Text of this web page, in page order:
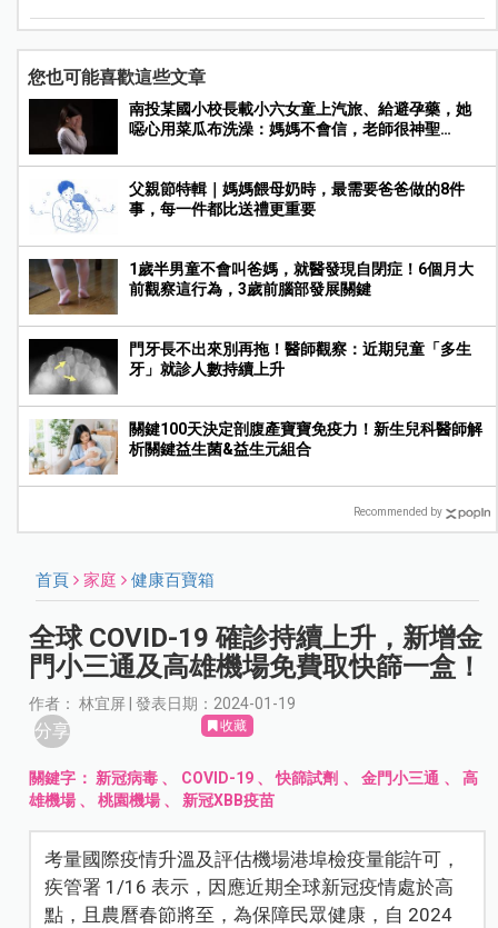
您也可能喜歡這些文章
南投某國小校長載小六女童上汽旅、給避孕藥，她
噁心用菜瓜布洗澡：媽媽不會信，老師很神聖…
父親節特輯｜媽媽餵母奶時，最需要爸爸做的8件
事，每一件都比送禮更重要
1歲半男童不會叫爸媽，就醫發現自閉症！6個月大
前觀察這行為，3歲前腦部發展關鍵
門牙長不出來別再拖！醫師觀察：近期兒童「多生
牙」就診人數持續上升
關鍵100天決定剖腹產寶寶免疫力！新生兒科醫師解
析關鍵益生菌&益生元組合
Recommended by
首頁 家庭 健康百寶箱
全球 COVID-19 確診持續上升，新增金
門小三通及高雄機場免費取快篩一盒！
作者： 林宜屏 | 發表日期：2024-01-19
分享 收藏
關鍵字： 新冠病毒 、 COVID-19、快篩試劑 、 金門小三通 、 高
雄機場 、桃園機場 、新冠XBB疫苗
考量國際疫情升溫及評估機場港埠檢疫量能許可，
疾管署 1/16 表示，因應近期全球新冠疫情處於高
點，且農曆春節將至，為保障民眾健康，自 2024